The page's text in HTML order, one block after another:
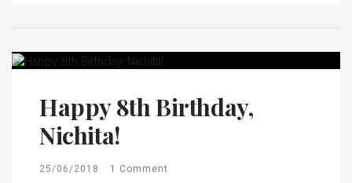
Happy 8th Birthday,
Nichita!
25/06/2018 1 Comment